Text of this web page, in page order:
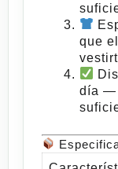
que
día —